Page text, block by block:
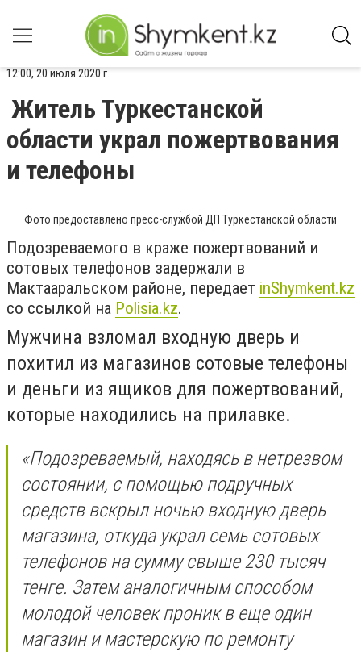
12:00, 20 июля 2020 г.
Житель Туркестанской
области украл пожертвования
и телефоны
Фото предоставлено пресс-службой ДП Туркестанской области
Подозреваемого в краже пожертвований и
сотовых телефонов задержали в
Мактааральском районе, передает inShymkent.kz
со ссылкой на Polisia.kz.
Мужчина взломал входную дверь и
похитил из магазинов сотовые телефоны
и деньги из ящиков для пожертвований,
которые находились на прилавке.
«Подозреваемый, находясь в нетрезвом
состоянии, с помощью подручных
средств вскрыл ночью входную дверь
магазина, откуда украл семь сотовых
телефонов на сумму свыше 230 тысяч
тенге. Затем аналогичным способом
молодой человек проник в еще один
магазин и мастерскую по ремонту